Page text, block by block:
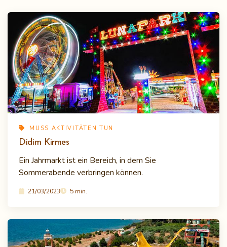
MUSS AKTIVITÄTEN TUN
Didim Kirmes
Ein Jahrmarkt ist ein Bereich, in dem Sie
Sommerabende verbringen können.
21/03/2023 5 min.